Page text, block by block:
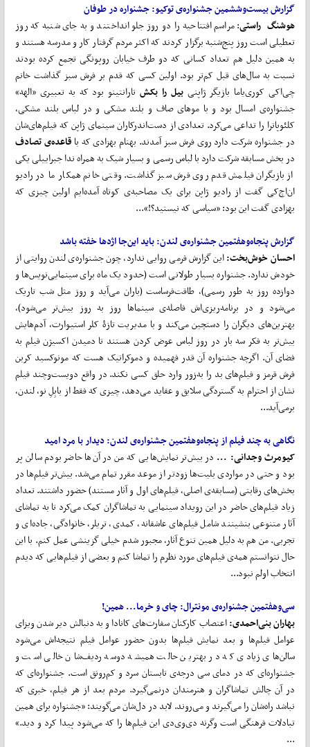
گزارش بیستوششمین جشنواره‌ی توکیو: جشنواره در طوفان
هوشنگ راستی: مراسم افتتاحیه را دو روز جلو انداختند و به جای شنبه که روز
تعطیلی است روز پنج‌شنبه برگزار کردند که اکثر مردم گرفتار کار و مدرسه هستند و
به همین دلیل هم تعداد کسانی که دو طرف خیابان روپونگی تجمع کرده بودند
نسبت به سال‌های قبل کم‌تر بود. اولین کسی که قدم بر فرش سبز گذاشت خانم
چی‌اکی کوری‌یاما بازیگر ژاپنی بیل را بکشتارانتینو بود که به تعبیری «الهه»
جشنواره‌ی امسال بود و با موهای صاف و بلند مشکی و در لباس بلند مشکی،
کلئوپاترا را تداعی می‌کرد. تعدادی از دست‌اندرکاران سینمای ژاپن که فیلم‌های‌شان
در جشنواره شرکت دارد روی فرش سبز آمدند. بهنام بهزادی که با قاعده‌ی تصادف
در بخش مسابقه شرکت دارد با لباس رسمی و بسیار شیک به همراه ندا جبراییلی یکی
از بازیگران فیلمش قدم روی فرش سبز گذاشت. وقتی خانم همکار ما در رادیو
ان‌اچ‌کی گفت از رادیو ژاپن برای یک مصاحبه‌ی کوتاه آمده‌ایم اولین چیزی که
بهزادی گفت این بود: «سیاسی که نیستید؟!»...
گزارش پنجاهوهفتمین جشنواره‌ی لندن:باید اینجا اژدها خفته باشد
احسان خوشبخت:این گزارش فرمی روایی ندارد، چون جشنواره‌ی لندن روایتی از
خودش ندارد. جشنواره بسیار طولانی است (حدود یک ماه برای سینمایی‌نویس‌ها و
دوازده روز به طور رسمی)، طاقت‌فرساست (باران می‌آید و روز مثل شب تاریک
می‌شود و در برنامه‌ریزی‌اش فاصله‌ی سینماها روز به‌ روز بیش‌تر می‌شود)،
بهترین‌های دیگران را دستچین می‌کند و با مدیریت تازۀ کلر استیوارت، آدم‌هایش
بیش‌تر به فکر سه بار در روز لباس عوض کردن هستند تا دمیدن اکسیژن فیلم به
فضای آن. اگرچه جشنواره آن ‌قدر فهمیده و دموکراتیک هست که مونوکسید کربن
فرش قرمز و فیلم‌های بد را به‌زور وارد حلق کسی نکند. در واقع دویست‌وچند فیلم
نشان از احترام به گستردگی سلایق و عقاید می‌دهد، چیزی که فقط از بابِلِ نو، لندن،
برمی‌آید...
نگاهی به چند فیلم از پنجاهوهفتمین جشنواره‌ی لندن:دیدار با مرد امید
کیومرث وجدانی: ...در بیش‌تر نمایش‌هایی که من در آن‌ها حاضر بودم سالن پر
بود و حتی در مواردی بلیت‌ها زودتر از موعد مقرر تمام می‌شد. بیش‌تر فیلم‌ها در
بخش‌های رقابتی (مسابقه‌ی اصلی، فیلم‌های اول و آثار مستند) حضور داشتند. تعداد
زیاد فیلم‌های حاضر در این رویداد سینمایی به تماشاگران کمک می‌کرد تا به تماشای
آثار متنوعی بنشینند شامل فیلم‌های عاشقانه، کمدی، تریلر، خانوادگی، جاده‌ای و
تجربی. من هم به دلیل همین تنوع آثار، مجبور شدم خیلی گزینشی عمل کنم. با این
حال نتوانستم همه‌ی فیلم‌های مورد نظرم را تماشا کنم و بعضی از فیلم‌هایی که دیدم
انتخاب اولم نبود...
سیوهفتمین جشنواره‌ی مونترال:چای و خرما... همین!
بهاران بنیاحمدی:اعتصاب کارکنان سفارت‌های کانادا و به دنبالش دیر شدن ویزای
عوامل فیلم‌ها و بعد نمایش فیلم‌ها بدون حضور عوامل فیلم نتیجه‌اش می‌شود
سالن‌های زیادی که در بهترین حالت همیشه دوسه ردیف‌شان خالی است و
جشنواره‌ای که در دمای سی درجه‌ی تابستان سرد و کم‌رونق است. جشنواره‌ای که
در آن چالش تماشاگران و هنرمندان درنمی‌گیرد. مردم بعد از هر فیلم، خبری که
نباشد راه‌شان را می‌گیرند و می‌روند. لابد در دل‌شان می‌گویند: «جشنواره برای همین
تبادلات فرهنگی است وگرنه دی‌وی‌دی این فیلم‌ها را که می‌شود پیدا کرد و دید.»
...